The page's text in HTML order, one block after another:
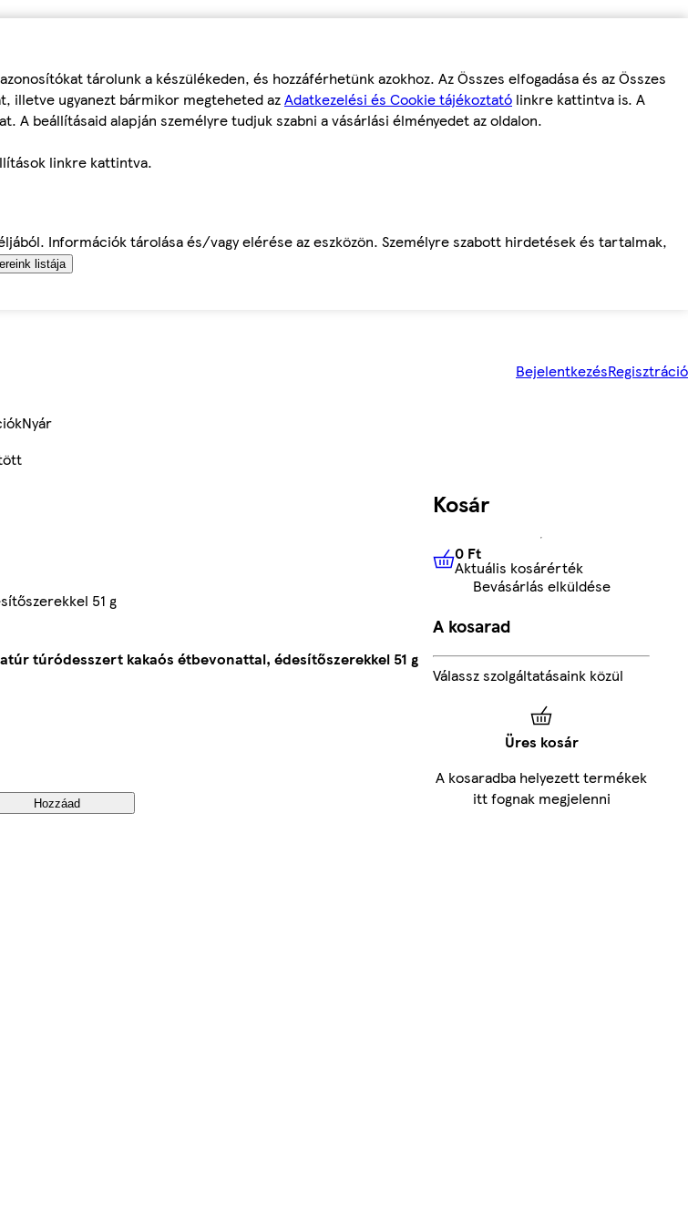
tárolunk a készülékeden, és hozzáférhetünk azokhoz. Az Összes elfogadása és az Összes
illetve ugyanezt bármikor megteheted azAdatkezelési és Cookie tájékoztató linkre kattintva is. A
beállításaid alapján személyre tudjuk szabni a vásárlási élményedet az oldalon.
linkre kattintva.
Információk tárolása és/vagy elérése az eszközön. Személyre szabott hirdetések és tartalmak,
listája
BejelentkezésRegisztráció
Nyár
51 g
túródesszert kakaós étbevonattal, édesítőszerekkel 51 g
Hozzáad
Kosár
0 FtAktuális kosárérték
0 Ft
Aktuális kosárérték
Bevásárlás elküldése
A kosarad
Válassz szolgáltatásaink közül
Üres kosár
A kosaradba helyezett termékek
itt fognak megjelenni